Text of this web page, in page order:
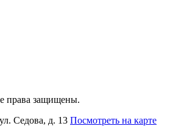
права защищены.
Седова, д. 13 Посмотреть на карте